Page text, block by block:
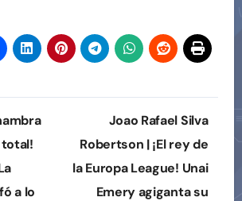
total!
a lo
Joao Rafael Silva
Robertson | ¡El rey de
la Europa League! Unai
Emery agiganta su